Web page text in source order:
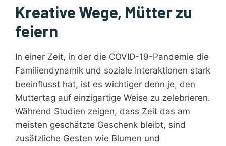
Kreative Wege, Mütter zu
feiern
In einer Zeit, in der die COVID-19-Pandemie die
Familiendynamik und soziale Interaktionen stark
beeinflusst hat, ist es wichtiger denn je, den
Muttertag auf einzigartige Weise zu zelebrieren.
Während Studien zeigen, dass Zeit das am
meisten geschätzte Geschenk bleibt, sind
zusätzliche Gesten wie Blumen und